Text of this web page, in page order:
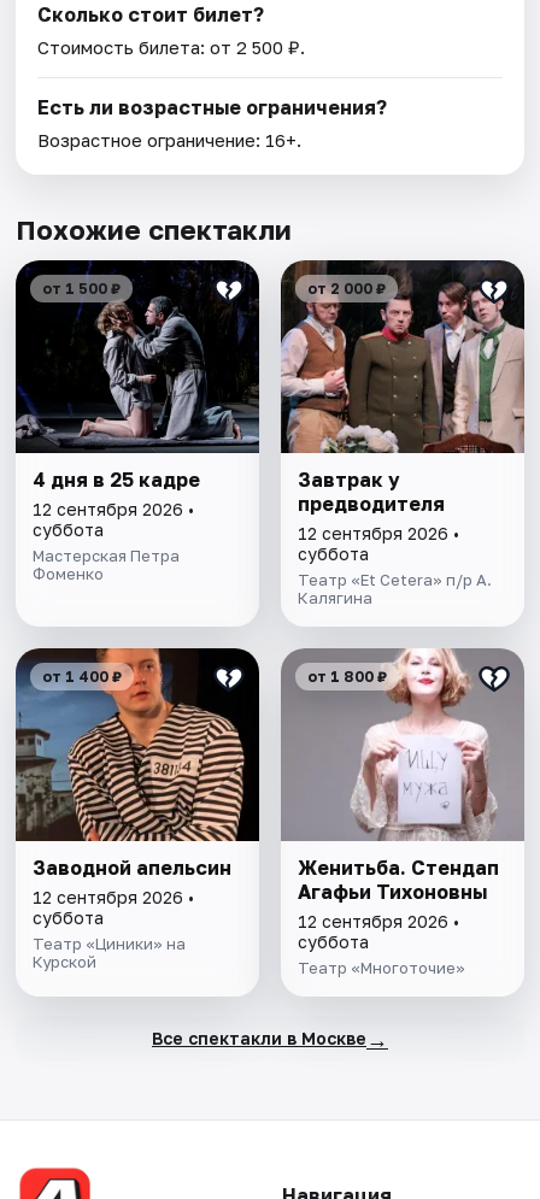
Сколько стоит билет?
Стоимость билета: от 2 500 ₽.
Есть ли возрастные ограничения?
Возрастное ограничение: 16+.
Похожие спектакли
от 1 500 ₽
4 дня в 25 кадре
12 сентября 2026 •
суббота
Мастерская Петра
Фоменко
от 2 000 ₽
Завтрак у
предводителя
12 сентября 2026 •
суббота
Театр «Et Cetera» п/р А.
Калягина
от 1 400 ₽
Заводной апельсин
12 сентября 2026 •
суббота
Театр «Циники» на
Курской
от 1 800 ₽
Женитьба. Стендап
Агафьи Тихоновны
12 сентября 2026 •
суббота
Театр «Многоточие»
Все спектакли в Москве →